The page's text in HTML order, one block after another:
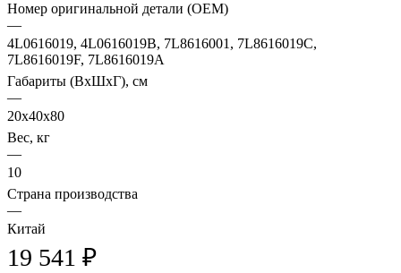
Номер оригинальной детали (OEM)
—
4L0616019, 4L0616019B, 7L8616001, 7L8616019C,
7L8616019F, 7L8616019A
Габариты (ВхШхГ), см
—
20х40х80
Вес, кг
—
10
Страна производства
—
Китай
19 541 ₽